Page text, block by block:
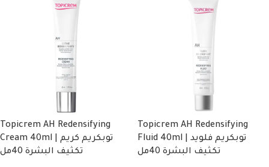
Topicrem AH Redensifying
Cream 40ml | توبكريم كريم
تكثيف البشرة 40مل
Topicrem AH Redensifying
Fluid 40ml | توبكريم فلويد
تكثيف البشرة 40مل